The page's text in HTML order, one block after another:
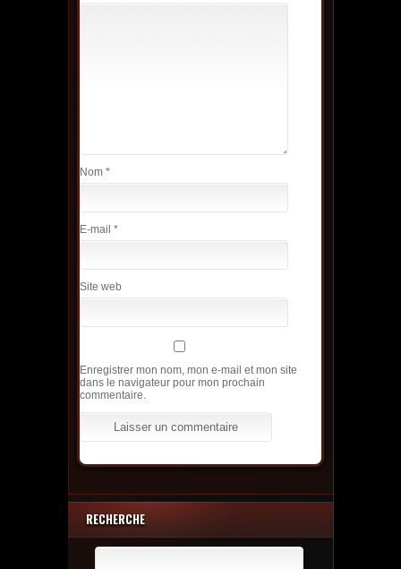
Nom *
E-mail *
Site web
Enregistrer mon nom, mon e-mail et mon site
dans le navigateur pour mon prochain
commentaire.
RECHERCHE
Rechercher :